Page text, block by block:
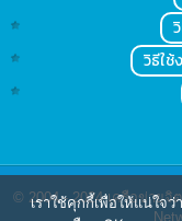
วิธีใช้
© 2004 - 2024เครือข่ายจิ
เราใช้คุกกี้เพื่อให้แน่ใจ